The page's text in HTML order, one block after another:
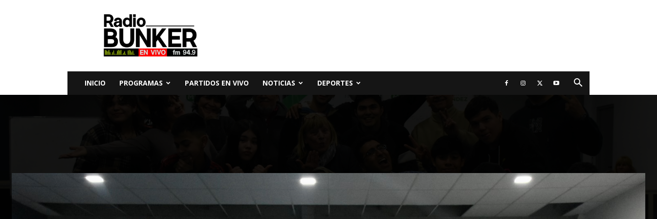
Radio
Bunker
94.9
INICIO PROGRAMAS PARTIDOS EN VIVO NOTICIAS DEPORTES